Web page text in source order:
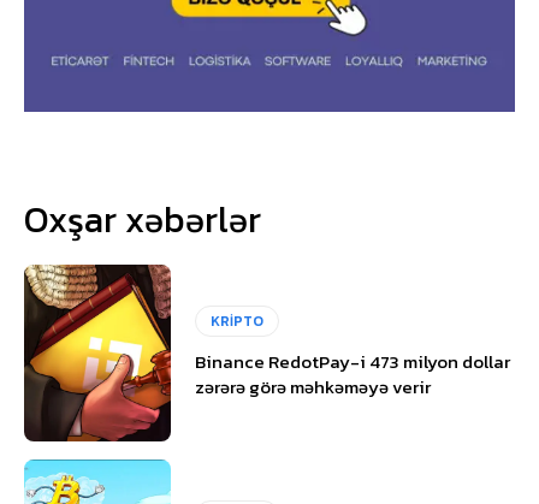
Oxşar xəbərlər
KRİPTO
Binance RedotPay-i 473 milyon dollar
zərərə görə məhkəməyə verir